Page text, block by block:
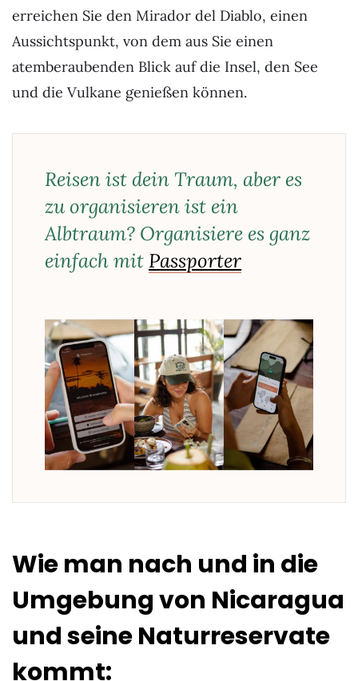
erreichen Sie den Mirador del Diablo, einen
Aussichtspunkt, von dem aus Sie einen
atemberaubenden Blick auf die Insel, den See
und die Vulkane genießen können.
Reisen ist dein Traum, aber es
zu organisieren ist ein
Albtraum? Organisiere es ganz
einfach mit Passporter
Wie man nach und in die
Umgebung von Nicaragua
und seine Naturreservate
kommt: